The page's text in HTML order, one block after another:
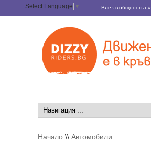
Select Language ▼ Влез в общността »
Начало \\ Автомобили